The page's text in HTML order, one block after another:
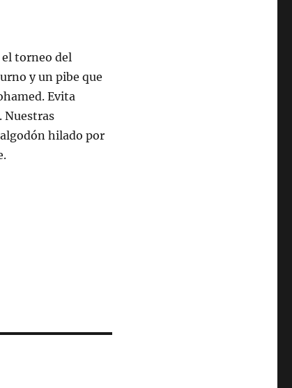
el torneo del
y un pibe que
Evita
Nuestras
hilado por